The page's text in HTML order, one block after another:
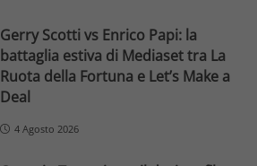
Gerry Scotti vs Enrico Papi: la
battaglia estiva di Mediaset tra La
Ruota della Fortuna e Let’s Make a
Deal
4 Agosto 2026